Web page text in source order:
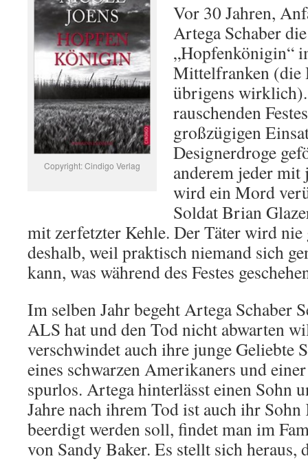
Copyright: Cindigo Verlag
Vor 30 Jahren,
Artega Schaber
„Hopfenkönigin“
Mittelfranken (die
übrigens
rauschenden
großzügigen
Designerdroge
anderem jeder
wird ein Mord
Soldat Brian
mit zerfetzter Kehle. Der Täter wird nie
deshalb, weil praktisch niemand sich
kann, was während des Festes
Im selben Jahr begeht Artega Schaber
ALS hat und den Tod nicht abwarten
verschwindet auch ihre junge Geliebte
eines schwarzen Amerikaners und
spurlos. Artega hinterlässt einen Sohn
Jahre nach ihrem Tod ist auch ihr
beerdigt werden soll, findet man im
von Sandy Baker. Es stellt sich heraus,